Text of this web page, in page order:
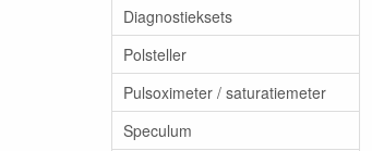
Diagnostieksets
Polsteller
Pulsoximeter / saturatiemeter
Speculum